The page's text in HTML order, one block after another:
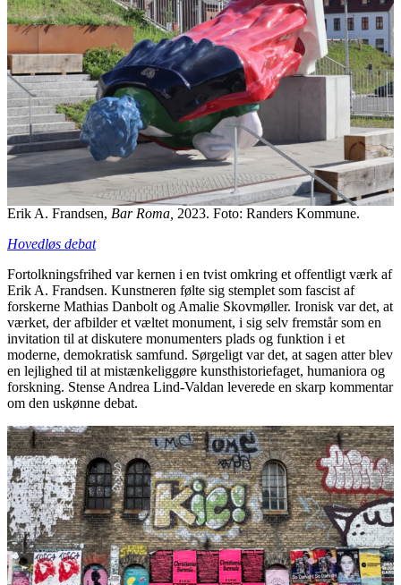
Erik A. Frandsen, Bar Roma, 2023. Foto: Randers Kommune.
Hovedløs debat
Fortolkningsfrihed var kernen i en tvist omkring et offentligt værk af
Erik A. Frandsen. Kunstneren følte sig stemplet som fascist af
forskerne Mathias Danbolt og Amalie Skovmøller. Ironisk var det, at
værket, der afbilder et væltet monument, i sig selv fremstår som en
invitation til at diskutere monumenters plads og funktion i et
moderne, demokratisk samfund. Sørgeligt var det, at sagen atter blev
en lejlighed til at mistænkeliggøre kunsthistoriefaget, humaniora og
forskning. Stense Andrea Lind-Valdan leverede en skarp kommentar
om den uskønne debat.